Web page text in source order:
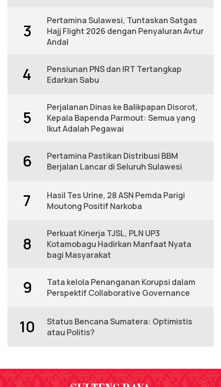
3
Pertamina Sulawesi, Tuntaskan Satgas
Hajj Flight 2026 dengan Penyaluran Avtur
Andal
4
Pensiunan PNS dan IRT Tertangkap
Edarkan Sabu
5
Perjalanan Dinas ke Balikpapan Disorot,
Kepala Bapenda Parmout: Semua yang
Ikut Adalah Pegawai
6
Pertamina Pastikan Distribusi BBM
Berjalan Lancar di Seluruh Sulawesi
7
Hasil Tes Urine, 28 ASN Pemda Parigi
Moutong Positif Narkoba
8
Perkuat Kinerja TJSL, PLN UP3
Kotamobagu Hadirkan Manfaat Nyata
bagi Masyarakat
9
Tata kelola Penanganan Korupsi dalam
Perspektif Collaborative Governance
10
Status Bencana Sumatera: Optimistis
atau Politis?